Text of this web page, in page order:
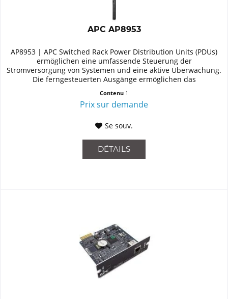
APC AP8953
AP8953 | APC Switched Rack Power Distribution Units (PDUs)
ermöglichen eine umfassende Steuerung der
Stromversorgung von Systemen und eine aktive Überwachung.
Die ferngesteuerten Ausgänge ermöglichen das
Contenu 1
Prix sur demande
Se souv.
DÉTAILS